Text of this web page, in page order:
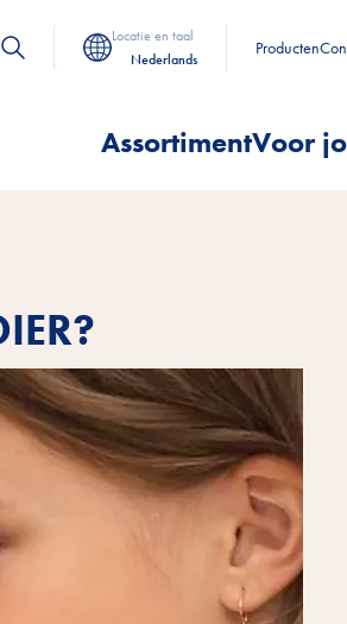
Locatie en taal
Nederlands
Producten
AssortimentVoor